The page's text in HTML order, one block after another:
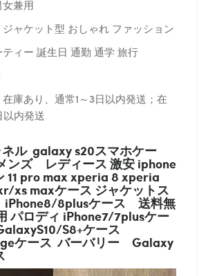
女兼用
ジャケット型 おしゃれ ファッション
ィー 誕生日 通勤 通学 旅行
在庫あり、通常1～3日以内発送；在
以内発送
ル galaxy s20スマホケー
ンズ レディース 激安 iphone
11 pro max xperia 8 xperia
xs maxケース ジャケットス
iPhone8/8plusケース 送料無
パロディ iPhone7/7plusケー
S8+ケース
ケース バーバリー Galaxy